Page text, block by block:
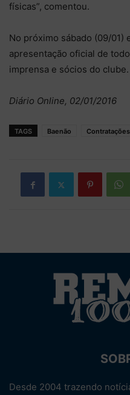
físicas”, comentou.
No próximo sábado (09/01)
apresentação oficial de
imprensa e sócios do clube.
Diário Online, 02/01/2016
TAGS Baenão
Desde 2004 trazendo